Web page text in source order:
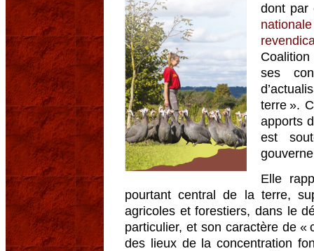
dont
ses
terre ».
apports
est
Elle
pourtant central de la terre,
agricoles et forestiers, dans le
particulier, et son caractère de «
des lieux de la concentration